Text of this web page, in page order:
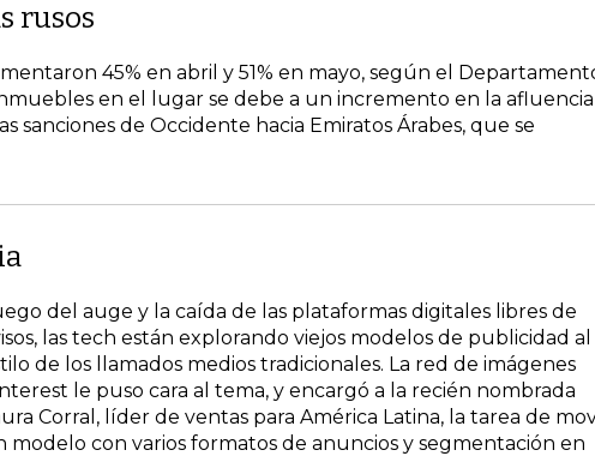
rusos
45% en abril y 51% en mayo, según el
en el lugar se debe a un incremento en la afluencia
sanciones de Occidente hacia Emiratos Árabes, que se
del auge y la caída de las plataformas digitales libres de
las tech están explorando viejos modelos de publicidad al
de los llamados medios tradicionales. La red de imágenes
le puso cara al tema, y encargó a la recién nombrada
Corral, líder de ventas para América Latina, la tarea de
modelo con varios formatos de anuncios y segmentación en